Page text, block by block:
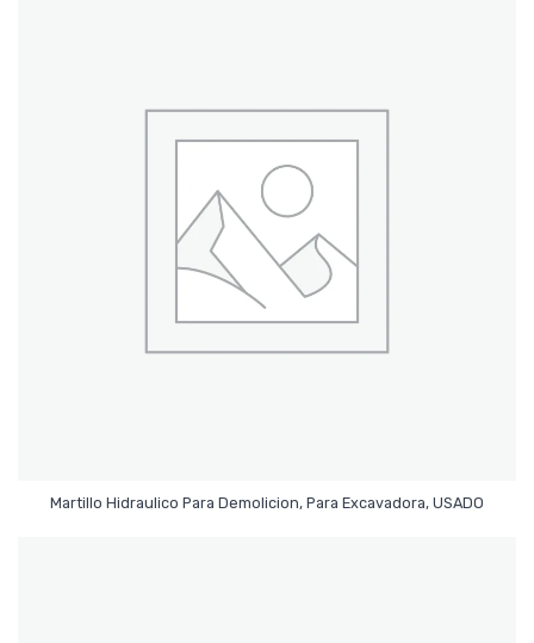
Martillo Hidraulico Para Demolicion, Para Excavadora, USADO